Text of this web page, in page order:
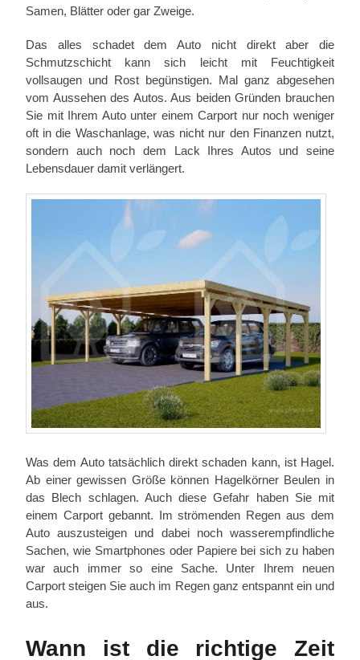
Samen, Blätter oder gar Zweige.
Das alles schadet dem Auto nicht direkt aber die
Schmutzschicht kann sich leicht mit Feuchtigkeit
vollsaugen und Rost begünstigen. Mal ganz abgesehen
vom Aussehen des Autos. Aus beiden Gründen brauchen
Sie mit Ihrem Auto unter einem Carport nur noch weniger
oft in die Waschanlage, was nicht nur den Finanzen nutzt,
sondern auch noch dem Lack Ihres Autos und seine
Lebensdauer damit verlängert.
Was dem Auto tatsächlich direkt schaden kann, ist Hagel.
Ab einer gewissen Größe können Hagelkörner Beulen in
das Blech schlagen. Auch diese Gefahr haben Sie mit
einem Carport gebannt. Im strömenden Regen aus dem
Auto auszusteigen und dabei noch wasserempfindliche
Sachen, wie Smartphones oder Papiere bei sich zu haben
war auch immer so eine Sache. Unter Ihrem neuen
Carport steigen Sie auch im Regen ganz entspannt ein und
aus.
Wann ist die richtige Zeit